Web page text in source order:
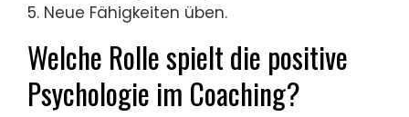
5. Neue Fähigkeiten üben.
Welche Rolle spielt die positive
Psychologie im Coaching?